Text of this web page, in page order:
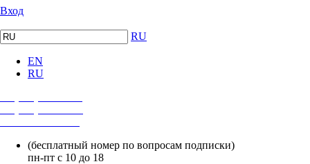
Вход
RU
EN
RU
(бесплатный номер по вопросам подписки)
пн-пт с 10 до 18